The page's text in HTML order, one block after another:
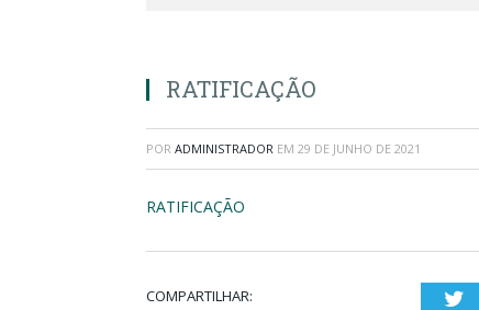
RATIFICAÇÃO
POR ADMINISTRADOR EM 29 DE JUNHO DE 2021
RATIFICAÇÃO
COMPARTILHAR: